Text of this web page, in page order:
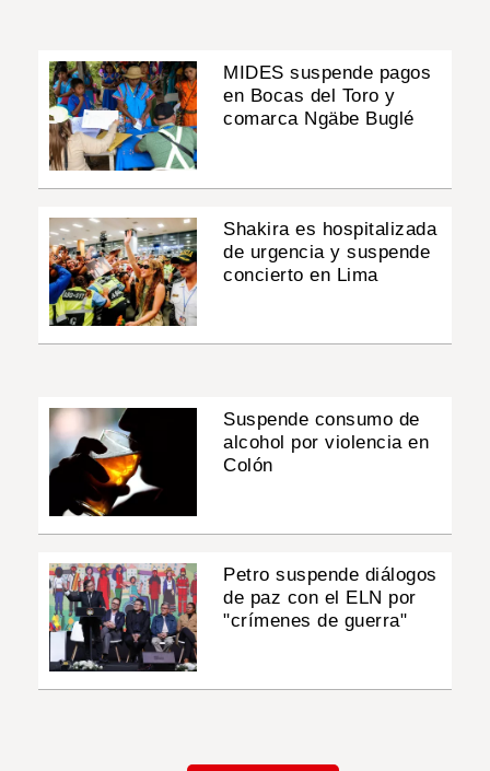
MIDES suspende pagos
en Bocas del Toro y
comarca Ngäbe Buglé
Shakira es hospitalizada
de urgencia y suspende
concierto en Lima
Suspende consumo de
alcohol por violencia en
Colón
Petro suspende diálogos
de paz con el ELN por
"crímenes de guerra"